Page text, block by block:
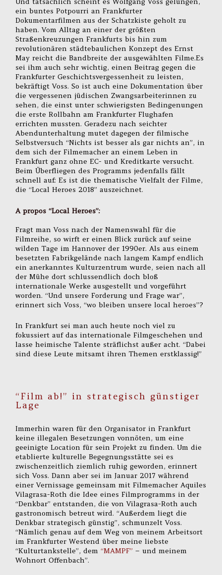
ein buntes Potpourri an Frankfurter
Dokumentarfilmen aus der Schatzkiste geholt zu
haben. Vom Alltag an einer der größten
Straßenkreuzungen Frankfurts bis hin zum
revolutionären städtebaulichen Konzept des Ernst
May reicht die Bandbreite der ausgewählten Filme.Es
sei ihm auch sehr wichtig, einen Beitrag gegen die
Frankfurter Geschichtsvergessenheit zu leisten,
bekräftigt Voss. So ist auch eine Dokumentation über
die vergessenen jüdischen Zwangsarbeiterinnen zu
sehen, die einst unter schwierigsten Bedingenungen
die erste Rollbahn am Frankfurter Flughafen
errichten mussten. Geradezu nach seichter
Abendunterhaltung mutet dagegen der filmische
Selbstversuch “Nichts ist besser als gar nichts an”, in
dem sich der Filmemacher an einem Leben in
Frankfurt ganz ohne EC- und Kreditkarte versucht.
Beim Überfliegen des Programms jedenfalls fällt
schnell auf: Es ist die thematische Vielfalt der Filme,
die “Local Heroes 2018” auszeichnet.
A propos “Local Heroes”:
Fragt man Voss nach der Namenswahl für die
Filmreihe, so wirft er einen Blick zurück auf seine
wilden Tage im Hannover der 1990er. Als aus einem
besetzten Fabrikgelände nach langem Kampf endlich
ein anerkanntes Kulturzentrum wurde, seien nach all
der Mühe dort schlussendlich doch bloß
internationale Werke ausgestellt und vorgeführt
worden. “Und unsere Forderung und Frage war”,
erinnert sich Voss, “wo bleiben unsere local heroes”?
In Frankfurt sei man auch heute noch viel zu
fokussiert auf das internationale Filmgeschehen und
lasse heimische Talente sträflichst außer acht. “Dabei
sind diese Leute mitsamt ihren Themen erstklassig!”
“Film ab!” in strategisch günstiger
Lage
Immerhin waren für den Organisator in Frankfurt
keine illegalen Besetzungen vonnöten, um eine
geeinigte Location für sein Projekt zu finden. Um die
etablierte kulturelle Begegnungsstätte sei es
zwischenzeitlich ziemlich ruhig geworden, erinnert
sich Voss. Dann aber sei im Januar 2017 während
einer Vernissage gemeinsam mit Filmemacher Aquiles
Vilagrasa-Roth die Idee eines Filmprogramms in der
“Denkbar” entstanden, die von Vilagrasa-Roth auch
gastronomisch betreut wird. “Außerdem liegt die
Denkbar strategisch günstig”, schmunzelt Voss.
“Nämlich genau auf dem Weg von meinem Arbeitsort
im Frankfurter Westend über meine liebste
“Kulturtankstelle”, dem “MAMPF” – und meinem
Wohnort Offenbach”.